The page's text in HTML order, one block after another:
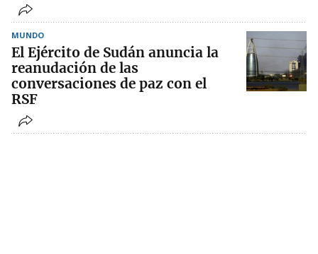
MUNDO
El Ejército de Sudán anuncia la
reanudación de las
conversaciones de paz con el
RSF